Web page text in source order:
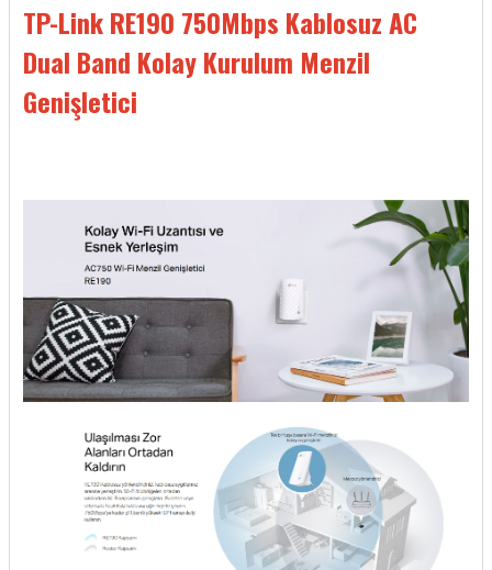
TP-Link RE190 750Mbps Kablosuz AC
Dual Band Kolay Kurulum Menzil
Genişletici